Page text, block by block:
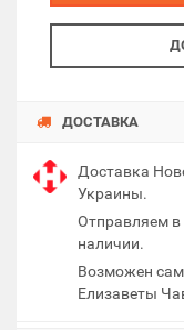
ДОСТАВКА
Доставка
Украины.
Отправляем в
наличии.
Возможен
Елизаветы